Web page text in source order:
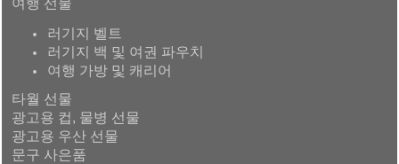
여행 선물
러기지 벨트
러기지 백 및 여권 파우치
여행 가방 및 캐리어
타월 선물
광고용 컵, 물병 선물
광고용 우산 선물
문구 사은품